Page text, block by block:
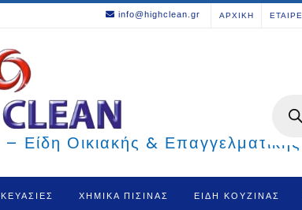
info@highclean.gr ΑΡΧΙΚΗ
Είδη Οικιακής &
search
ΧΗΜΙΚΑ ΠΙΣΙΝΑΣ ΕΊΔΗ ΚΟΥΖΊΝΑΣ